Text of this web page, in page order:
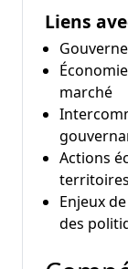
Liens
marché
Actions
territoires
Enjeux
des